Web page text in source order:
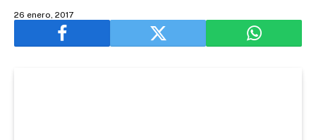
26 enero, 2017